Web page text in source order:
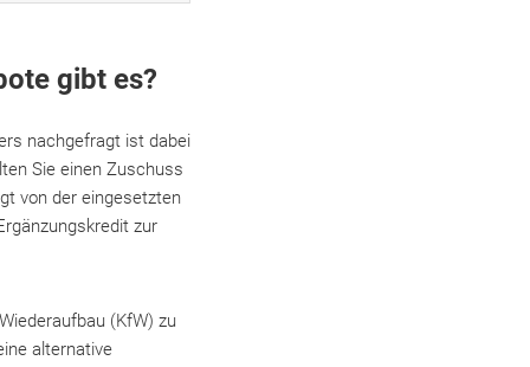
gibt es?
nachgefragt ist dabei
Sie einen Zuschuss
von der eingesetzten
zur
(KfW) zu
alternative